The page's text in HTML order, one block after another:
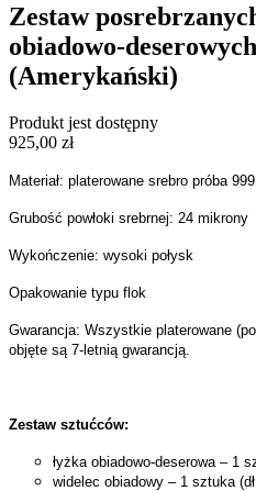
Zestaw
obiadowo-
(Amerykański)
Produkt jest dostępny
925,00 zł
Materiał: platerowane srebro próba 999
Grubość powłoki srebrnej: 24 mikrony
Wykończenie: wysoki połysk
Opakowanie typu flok
Gwarancja: Wszystkie platerowane
objęte są 7-letnią gwarancją.
Zestaw sztućców:
łyżka obiadowo-deserowa – 1
widelec obiadowy – 1 sztuka